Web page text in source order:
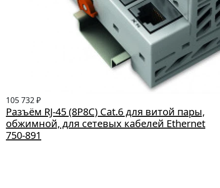
105 732 ₽
Разъём RJ-45 (8P8C) Cat.6 для витой пары,
обжимной, для сетевых кабелей Ethernet
750-891